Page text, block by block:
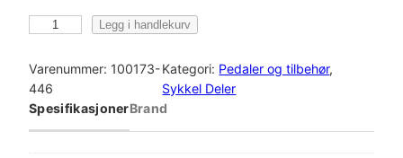
i
m
a
Legg i handlekurv
Varenummer: 100173-
446
Kategori: Pedaler og tilbehør
Sykkel Deler
SpesifikasjonerBrand